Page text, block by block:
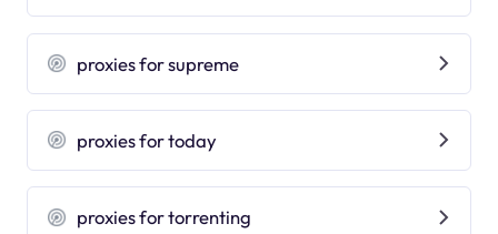
proxies for supreme
proxies for today
proxies for torrenting